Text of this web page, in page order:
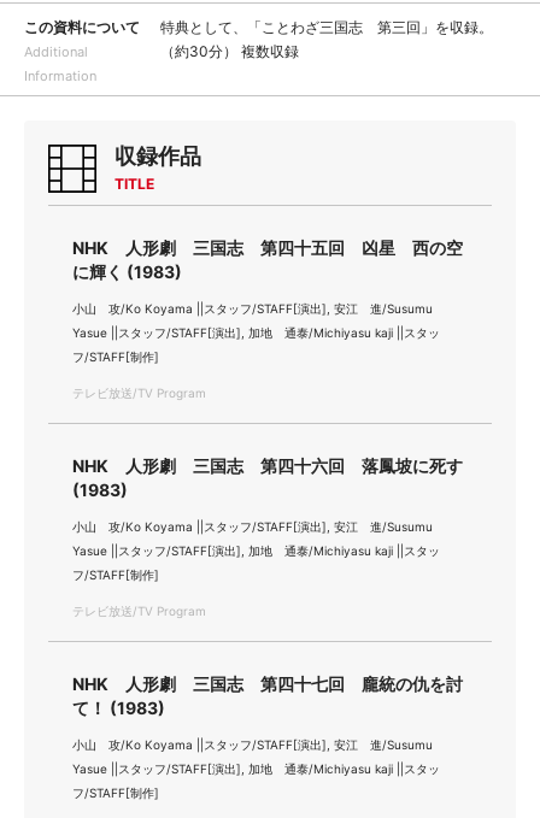
この資料について
Additional
Information
特典として、「ことわざ三国志 第三回」を収録。
（約30分） 複数収録
収録作品
TITLE
NHK 人形劇 三国志 第四十五回 凶星 西の空
に輝く (1983)
小山 攻/Ko Koyama ||スタッフ/STAFF[演出], 安江 進/Susumu
Yasue ||スタッフ/STAFF[演出], 加地 通泰/Michiyasu kaji ||スタッ
フ/STAFF[制作]
テレビ放送/TV Program
NHK 人形劇 三国志 第四十六回 落鳳坡に死す
(1983)
小山 攻/Ko Koyama ||スタッフ/STAFF[演出], 安江 進/Susumu
Yasue ||スタッフ/STAFF[演出], 加地 通泰/Michiyasu kaji ||スタッ
フ/STAFF[制作]
テレビ放送/TV Program
NHK 人形劇 三国志 第四十七回 龐統の仇を討
て！ (1983)
小山 攻/Ko Koyama ||スタッフ/STAFF[演出], 安江 進/Susumu
Yasue ||スタッフ/STAFF[演出], 加地 通泰/Michiyasu kaji ||スタッ
フ/STAFF[制作]